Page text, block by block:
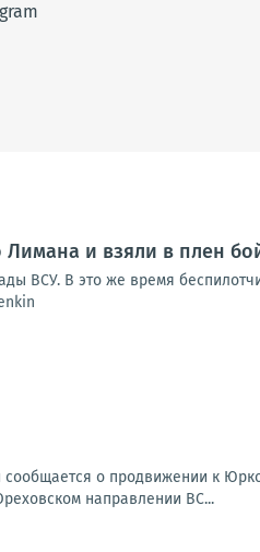
и взяли в плен
ВСУ. В это же время
о продвижении к
направлении ВС...